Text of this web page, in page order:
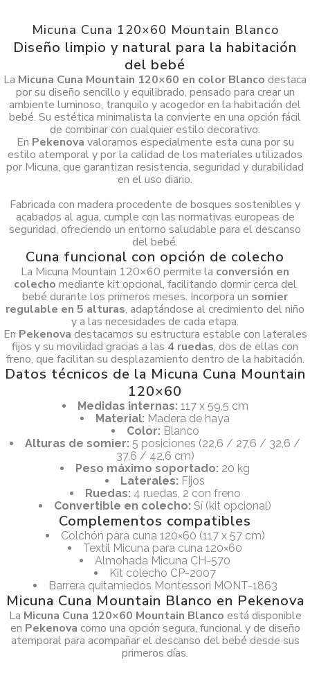
Micuna Cuna 120×60 Mountain Blanco
Diseño limpio y natural para la habitación
del bebé
La Micuna Cuna Mountain 120×60 en color Blanco destaca
por su diseño sencillo y equilibrado, pensado para crear un
ambiente luminoso, tranquilo y acogedor en la habitación del
bebé. Su estética minimalista la convierte en una opción fácil
de combinar con cualquier estilo decorativo.
En Pekenova valoramos especialmente esta cuna por su
estilo atemporal y por la calidad de los materiales utilizados
por Micuna, que garantizan resistencia, seguridad y durabilidad
en el uso diario.
Fabricada con madera procedente de bosques sostenibles y
acabados al agua, cumple con las normativas europeas de
seguridad, ofreciendo un entorno saludable para el descanso
del bebé.
Cuna funcional con opción de colecho
La Micuna Mountain 120×60 permite la conversión en
colecho mediante kit opcional, facilitando dormir cerca del
bebé durante los primeros meses. Incorpora un somier
regulable en 5 alturas, adaptándose al crecimiento del niño
y a las necesidades de cada etapa.
En Pekenova destacamos su estructura estable con laterales
fijos y su movilidad gracias a las 4 ruedas, dos de ellas con
freno, que facilitan su desplazamiento dentro de la habitación.
Datos técnicos de la Micuna Cuna Mountain
120×60
Medidas internas:117 x 59,5 cm
Material: Madera de haya
Color:Blanco
Alturas de somier: 5 posiciones (22,6 / 27,6 / 32,6 /
37,6 / 42,6 cm)
Peso máximo soportado: 20 kg
Laterales: Fijos
Ruedas:4 ruedas, 2 con freno
Convertible en colecho: Sí (kit opcional)
Complementos compatibles
Colchón para cuna 120×60 (117 x 57 cm)
Textil Micuna para cuna 120×60
Almohada Micuna CH-570
Kit colecho CP-2007
Barrera quitamiedos Montessori MONT-1863
Micuna Cuna Mountain Blanco en Pekenova
La Micuna Cuna 120×60 Mountain Blanco está disponible
en Pekenova como una opción segura, funcional y de diseño
atemporal para acompañar el descanso del bebé desde sus
primeros días.